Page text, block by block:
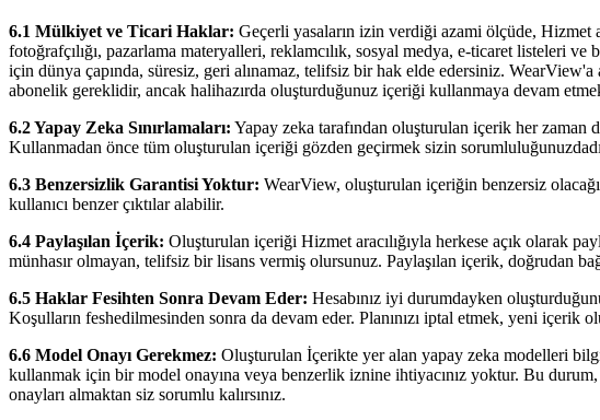
6.1 Mülkiyet ve Ticari Haklar: Geçerli yasaların izin verdiği azami ölçüde, Hizmet
fotoğrafçılığı, pazarlama materyalleri, reklamcılık, sosyal medya, e-ticaret listeleri
için dünya çapında, süresiz, geri alınamaz, telifsiz bir hak elde edersiniz.
abonelik gereklidir, ancak halihazırda oluşturduğunuz içeriği kullanmaya devam
6.2 Yapay Zeka Sınırlamaları: Yapay zeka tarafından oluşturulan içerik her zaman
Kullanmadan önce tüm oluşturulan içeriği gözden geçirmek sizin
6.3 Benzersizlik Garantisi Yoktur: WearView, oluşturulan içeriğin benzersiz
kullanıcı benzer çıktılar alabilir.
6.4 Paylaşılan İçerik: Oluşturulan içeriği Hizmet aracılığıyla herkese açık olarak
münhasır olmayan, telifsiz bir lisans vermiş olursunuz. Paylaşılan içerik, doğrudan
6.5 Haklar Fesihten Sonra Devam Eder: Hesabınız iyi durumdayken
Koşulların feshedilmesinden sonra da devam eder. Planınızı iptal etmek, yeni
6.6 Model Onayı Gerekmez: Oluşturulan İçerikte yer alan yapay zeka modelleri
kullanmak için bir model onayına veya benzerlik iznine ihtiyacınız yoktur. Bu
onayları almaktan siz sorumlu kalırsınız.